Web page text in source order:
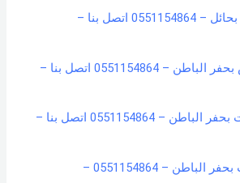
شركة تنظيف مساجد بحائل – 0551154864 اتصل بنا –
شركة تنظيف مجالس بحفر الباطن – 0551154864 اتصل بنا –
شركة مكافحة حشرات بحفر الباطن – 0551154864 اتصل بنا –
شركة تنظيف مكيفات بحفر الباطن – 0551154864 –